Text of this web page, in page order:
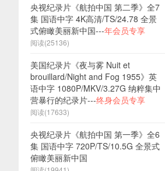
央视纪录片《航拍中国 第二季》全7
集 国语中字 4K高清/TS/24.78 全景
式俯瞰美丽新中国---年会员专享
阅读(25136)
美国纪录片《夜与雾 Nuit et
brouillard/Night and Fog 1955》英
语中字 1080P/MKV/3.27G 纳粹集中
营暴行的纪录片---终身会员专享
阅读(17633)
央视纪录片《航拍中国 第一季》全6
集 国语中字 720P/TS/10.5G 全景式
俯瞰美丽新中国